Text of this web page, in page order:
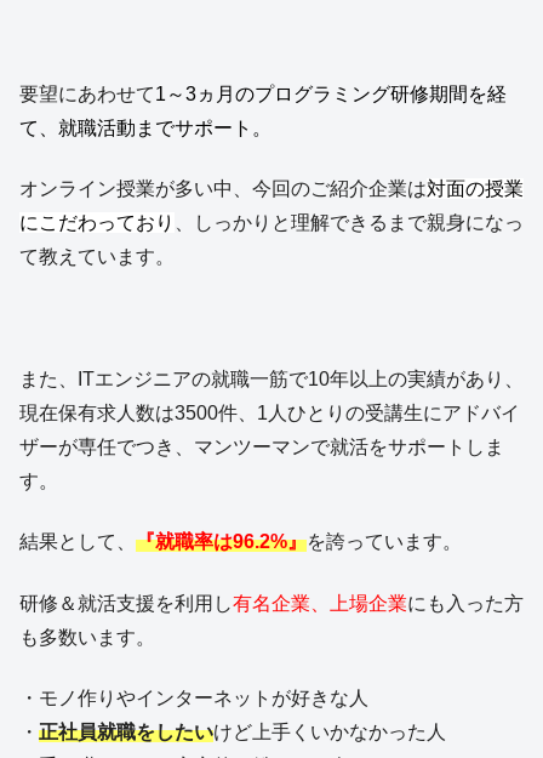
要望にあわせて1～3ヵ月のプログラミング研修期間を経
て、就職活動までサポート。
オンライン授業が多い中、今回のご紹介企業は対面の授業
にこだわっており
、しっかりと理解できるまで親身になっ
て教えています。
また、ITエンジニアの就職一筋で10年以上の実績があり、
現在保有求人数は3500件、1人ひとりの受講生にアドバイ
ザーが専任でつき、マンツーマンで就活をサポートしま
す。
結果として、 『就職率は96.2%』を誇っています。
研修＆就活支援を利用し有名企業、上場企業にも入った方
も多数います。
・モノ作りやインターネットが好きな人
・ 正社員就職をしたいけど上手くいかなかった人